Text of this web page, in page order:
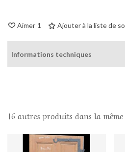
Aimer 1 Ajouter à la liste de
Informations techniques
16 autres produits dans la